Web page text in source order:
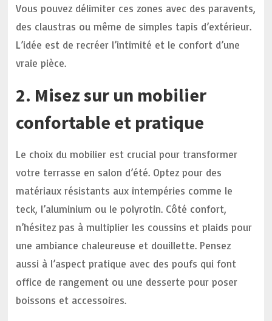
Vous pouvez délimiter ces zones avec des paravents,
des claustras ou même de simples tapis d’extérieur.
L’idée est de recréer l’intimité et le confort d’une
vraie pièce.
2. Misez sur un mobilier
confortable et pratique
Le choix du mobilier est crucial pour transformer
votre terrasse en salon d’été. Optez pour des
matériaux résistants aux intempéries comme le
teck, l’aluminium ou le polyrotin. Côté confort,
n’hésitez pas à multiplier les coussins et plaids pour
une ambiance chaleureuse et douillette. Pensez
aussi à l’aspect pratique avec des poufs qui font
office de rangement ou une desserte pour poser
boissons et accessoires.